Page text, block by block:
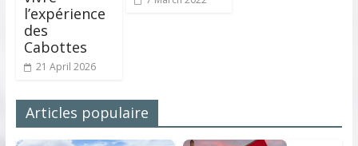
l’expérience
des
Cabottes
21 April 2026
Articles populaire